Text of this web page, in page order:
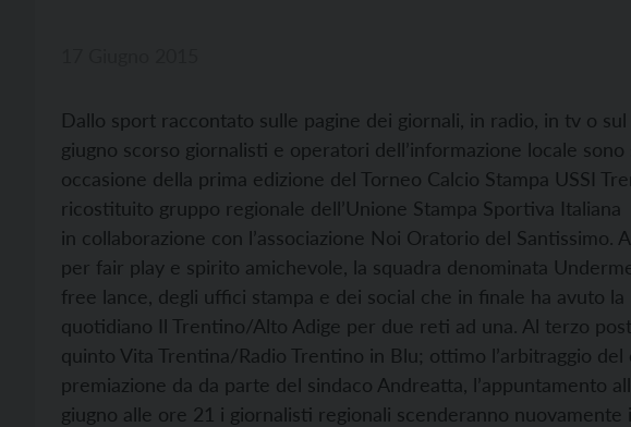
Dallo sport raccontato sulle pagine dei giornali, in radio, in tv o
giugno scorso giornalisti e operatori dell’informazione locale
occasione della prima edizione del Torneo Calcio Stampa USSI
ricostituito gruppo regionale dell’Unione Stampa Sportiva
in collaborazione con l’associazione Noi Oratorio del Santissimo.
per fair play e spirito amichevole, la squadra denominata
free lance, degli uffici stampa e dei social che in finale ha avuto
quotidiano Il Trentino/Alto Adige per due reti ad una. Al terzo
quinto Vita Trentina/Radio Trentino in Blu; ottimo l’arbitraggio del
premiazione da da parte del sindaco Andreatta, l’appuntamento
giugno alle ore 21 i giornalisti regionali scenderanno nuovamente